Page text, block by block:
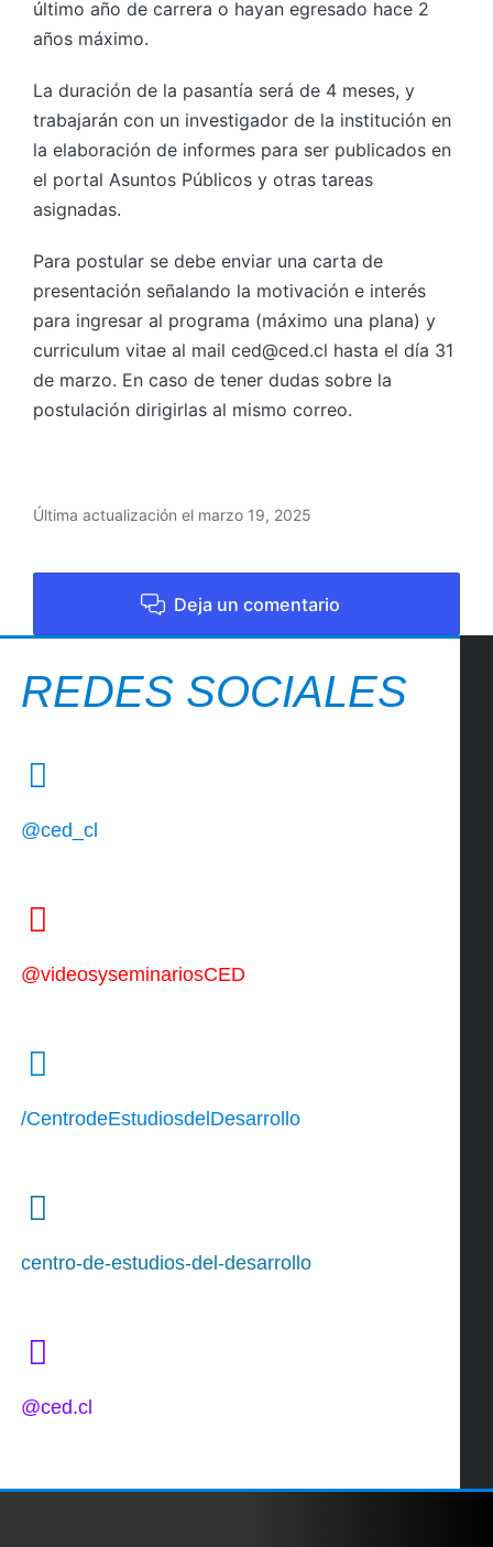
último año de carrera o hayan egresado hace 2
años máximo.
La duración de la pasantía será de 4 meses, y
trabajarán con un investigador de la institución en
la elaboración de informes para ser publicados en
el portal Asuntos Públicos y otras tareas
asignadas.
Para postular se debe enviar una carta de
presentación señalando la motivación e interés
para ingresar al programa (máximo una plana) y
curriculum vitae al mail ced@ced.cl hasta el día 31
de marzo. En caso de tener dudas sobre la
postulación dirigirlas al mismo correo.
Última actualización el marzo 19, 2025
Deja un comentario
REDES SOCIALES
@ced_cl
@videosyseminariosCED
/CentrodeEstudiosdelDesarrollo
centro-de-estudios-del-desarrollo
@ced.cl